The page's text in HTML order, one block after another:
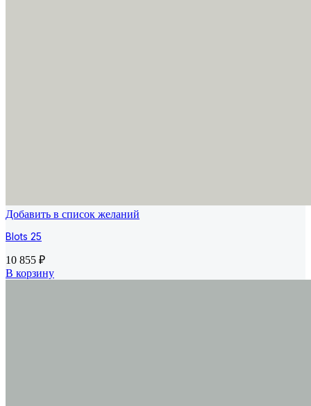
Добавить в список желаний
Blots 25
10 855 ₽
В корзину